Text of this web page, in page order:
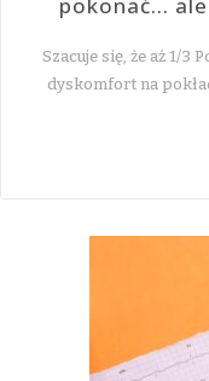
pokonać…
Szacuje się, że aż 1/3
dyskomfort na